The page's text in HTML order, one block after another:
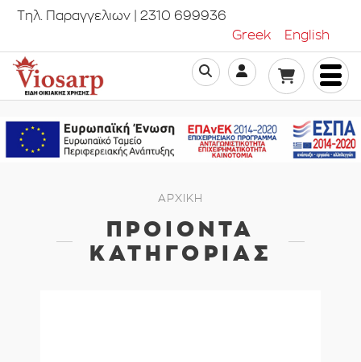
Τηλ. Παραγγελιων | 2310 699936
Greek
English
ΑΡΧΙΚΗ
ΠΡΟΙΟΝΤΑ
ΚΑΤΗΓΟΡΙΑΣ